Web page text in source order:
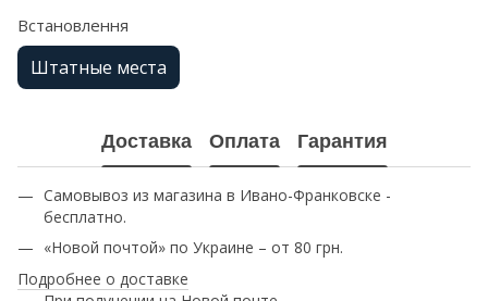
Встановлення
Штатные места
Доставка Оплата Гарантия
Самовывоз из магазина в Ивано-Франковске -
бесплатно.
«Новой почтой» по Украине – от 80 грн.
Подробнее о доставке